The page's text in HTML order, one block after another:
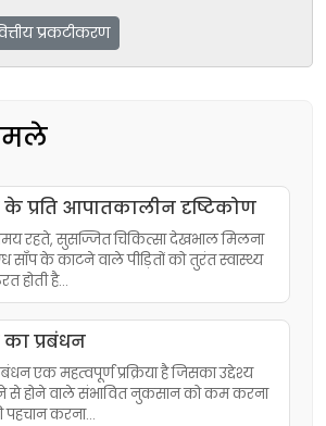
प्रकटीकरण
प्रति आपातकालीन दृष्टिकोण
रहते, सुसज्जित चिकित्सा देखभाल मिलना
साँप के काटने वाले पीड़ितों को तुरंत स्वास्थ्य
होती है…
प्रबंधन
एक महत्वपूर्ण प्रक्रिया है जिसका उद्देश्य
से होने वाले संभावित नुकसान को कम करना
पहचान करना…